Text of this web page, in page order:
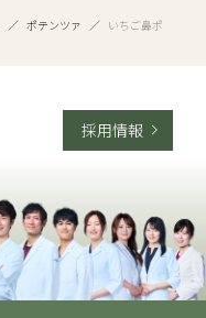
／ ポテンツァ ／ いちご鼻ポ
採用情報